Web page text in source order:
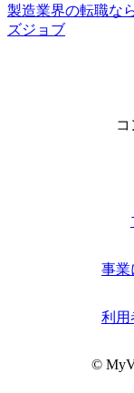
製造業界の転職な
ズジョブ
事業
利用
©